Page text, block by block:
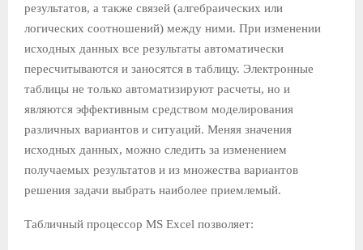
Е
Н
Ю
результатов, а также связей (алгебраических или
логических соотношений) между ними. При изменении
исходных данных все результаты автоматически
пересчитываются и заносятся в таблицу. Электронные
таблицы не только автоматизируют расчеты, но и
являются эффективным средством моделирования
различных вариантов и ситуаций. Меняя значения
исходных данных, можно следить за изменением
получаемых результатов и из множества вариантов
решения задачи выбрать наиболее приемлемый.
Табличный процессор MS Excel позволяет: